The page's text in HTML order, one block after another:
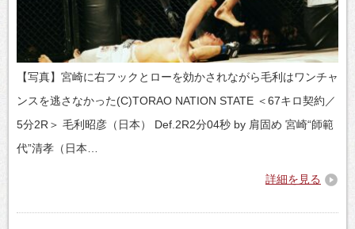
【写真】宮崎に右フックとローを効かされながら毛利はワンチャ
ンスを逃さなかった(C)TORAO NATION STATE ＜67キロ契約／
5分2R＞ 毛利昭彦（日本） Def.2R2分04秒 by 肩固め 宮崎“師範
代”清孝（日本…
詳細を見る